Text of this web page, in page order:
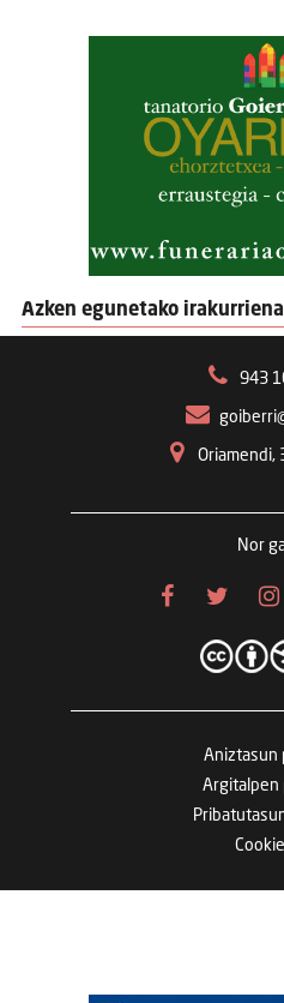
Azken egunetako
943
Oriamendi,
Nor
Aniztasun
Argitalpen